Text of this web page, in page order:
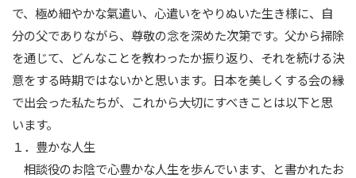
で、極め細やかな氣遣い、心遣いをやりぬいた生き様に、自
分の父でありながら、尊敬の念を深めた次第です。父から掃除
を通じて、どんなことを教わったか振り返り、それを続ける決
意をする時期ではないかと思います。日本を美しくする会の縁
で出会った私たちが、これから大切にすべきことは以下と思
います。
１．豊かな人生
相談役のお陰で心豊かな人生を歩んでいます、と書かれたお